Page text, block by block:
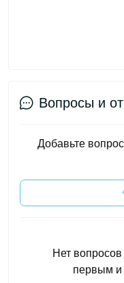
Вопросы и
Добавьте
Нет
первым и